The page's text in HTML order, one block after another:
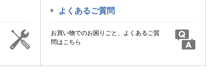
よくあるご質問
お買い物でのお困りごと、よくあるご質
問はこちら